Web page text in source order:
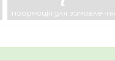
Інформація для замовлення